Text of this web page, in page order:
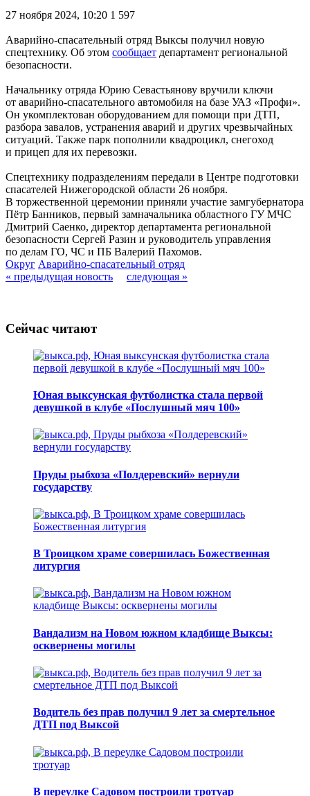
27 ноября 2024, 10:20 1 597
Аварийно-спасательный отряд Выксы получил новую
спецтехнику. Об этом сообщает департамент региональной
безопасности.
Начальнику отряда Юрию Севастьянову вручили ключи
от аварийно-спасательного автомобиля на базе УАЗ «Профи».
Он укомплектован оборудованием для помощи при ДТП,
разбора завалов, устранения аварий и других чрезвычайных
ситуаций. Также парк пополнили квадроцикл, снегоход
и прицеп для их перевозки.
Спецтехнику подразделениям передали в Центре подготовки
спасателей Нижегородской области 26 ноября.
В торжественной церемонии приняли участие замгубернатора
Пётр Банников, первый замначальника областного ГУ МЧС
Дмитрий Саенко, директор департамента региональной
безопасности Сергей Разин и руководитель управления
по делам ГО, ЧС и ПБ Валерий Пахомов.
Округ Аварийно-спасательный отряд
« предыдущая новость
следующая »
Сейчас читают
Юная выксунская футболистка стала первой
девушкой в клубе «Послушный мяч 100»
Пруды рыбхоза «Полдеревский» вернули
государству
В Троицком храме совершилась Божественная
литургия
Вандализм на Новом южном кладбище Выксы:
осквернены могилы
Водитель без прав получил 9 лет за смертельное
ДТП под Выксой
В переулке Садовом построили тротуар